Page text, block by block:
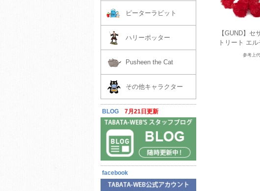
【GUND】セ
トリート エル
参考上代
ピーターラビット
ハリーポッター
Pusheen the Cat
その他キャラクター
BLOG 7月21日更新
facebook